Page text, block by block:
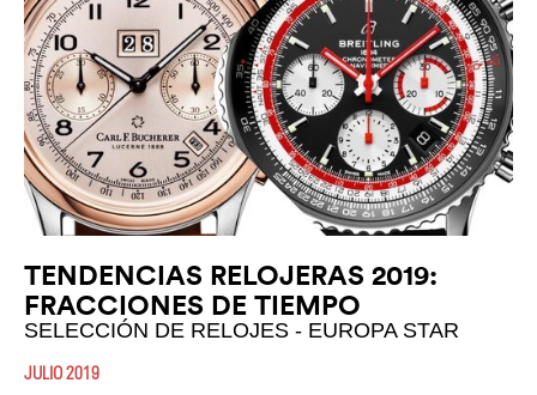
TENDENCIAS RELOJERAS 2019:
FRACCIONES DE TIEMPO
SELECCIÓN DE RELOJES - EUROPA STAR
JULIO 2019